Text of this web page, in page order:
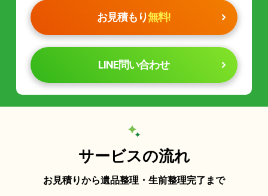
お見積もり無料!
LINE問い合わせ
サービスの流れ
お見積りから遺品整理・生前整理完了まで